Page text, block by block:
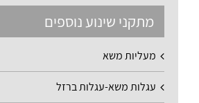
מתקני שינוע נוספים
מעליות משא
עגלות משא-עגלות ברזל